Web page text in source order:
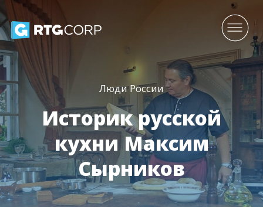
Люди России
Историк русской
кухни Максим
Сырников